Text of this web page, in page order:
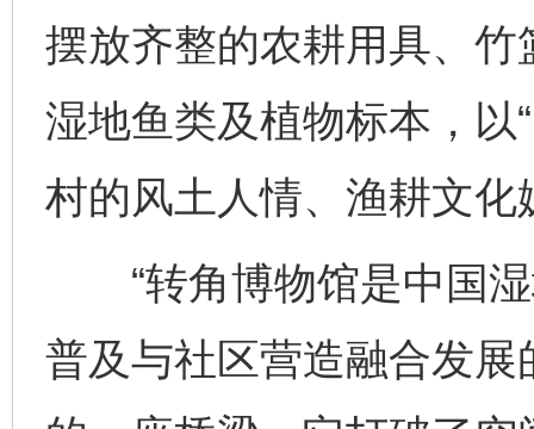
摆放齐整的农耕用具、
湿地鱼类及植物标本，以
村的风土人情、渔耕文化
“转角博物馆是中国湿
普及与社区营造融合发